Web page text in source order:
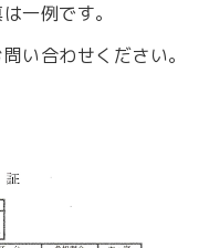
一例です。
い合わせください。